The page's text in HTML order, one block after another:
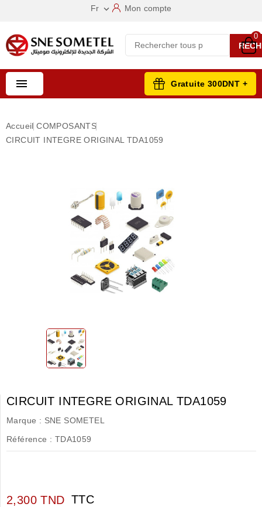
Fr  Mon compte
0
 Gratuite 300DNT +
Accueil COMPOSANTS
CIRCUIT INTEGRE ORIGINAL TDA1059
CIRCUIT INTEGRE ORIGINAL TDA1059
Marque : SNE SOMETEL
Référence : TDA1059
2,300 TND TTC